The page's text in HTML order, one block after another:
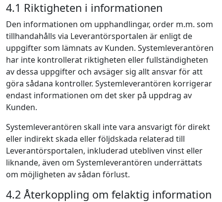
4.1 Riktigheten i informationen
Den informationen om upphandlingar, order m.m. som
tillhandahålls via Leverantörsportalen är enligt de
uppgifter som lämnats av Kunden. Systemleverantören
har inte kontrollerat riktigheten eller fullständigheten
av dessa uppgifter och avsäger sig allt ansvar för att
göra sådana kontroller. Systemleverantören korrigerar
endast informationen om det sker på uppdrag av
Kunden.
Systemleverantören skall inte vara ansvarigt för direkt
eller indirekt skada eller följdskada relaterad till
Leverantörsportalen, inkluderad utebliven vinst eller
liknande, även om Systemleverantören underrättats
om möjligheten av sådan förlust.
4.2 Återkoppling om felaktig information